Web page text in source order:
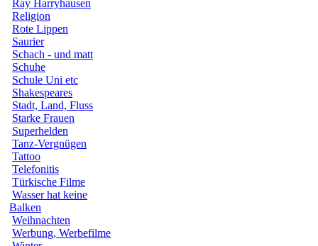
Ray Harryhausen
Religion
Rote Lippen
Saurier
Schach - und matt
Schuhe
Schule Uni etc
Shakespeares
Stadt, Land, Fluss
Starke Frauen
Superhelden
Tanz-Vergnügen
Tattoo
Telefonitis
Türkische Filme
Wasser hat keine
Balken
Weihnachten
Werbung, Werbefilme